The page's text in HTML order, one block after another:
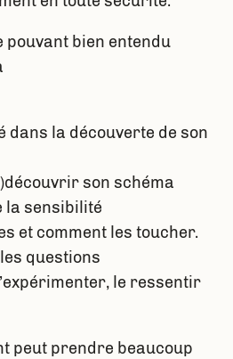
pouvant bien entendu
dans la découverte de son
son schéma
la sensibilité
et comment les toucher.
questions
le ressentir
peut prendre beaucoup